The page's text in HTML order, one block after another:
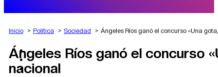
AGRO
DEPORTES
ECONOMÍA
Inicio Política Sociedad Ángeles Ríos ganó el concurso «Una
Ángeles Ríos ganó el concurso
nacional